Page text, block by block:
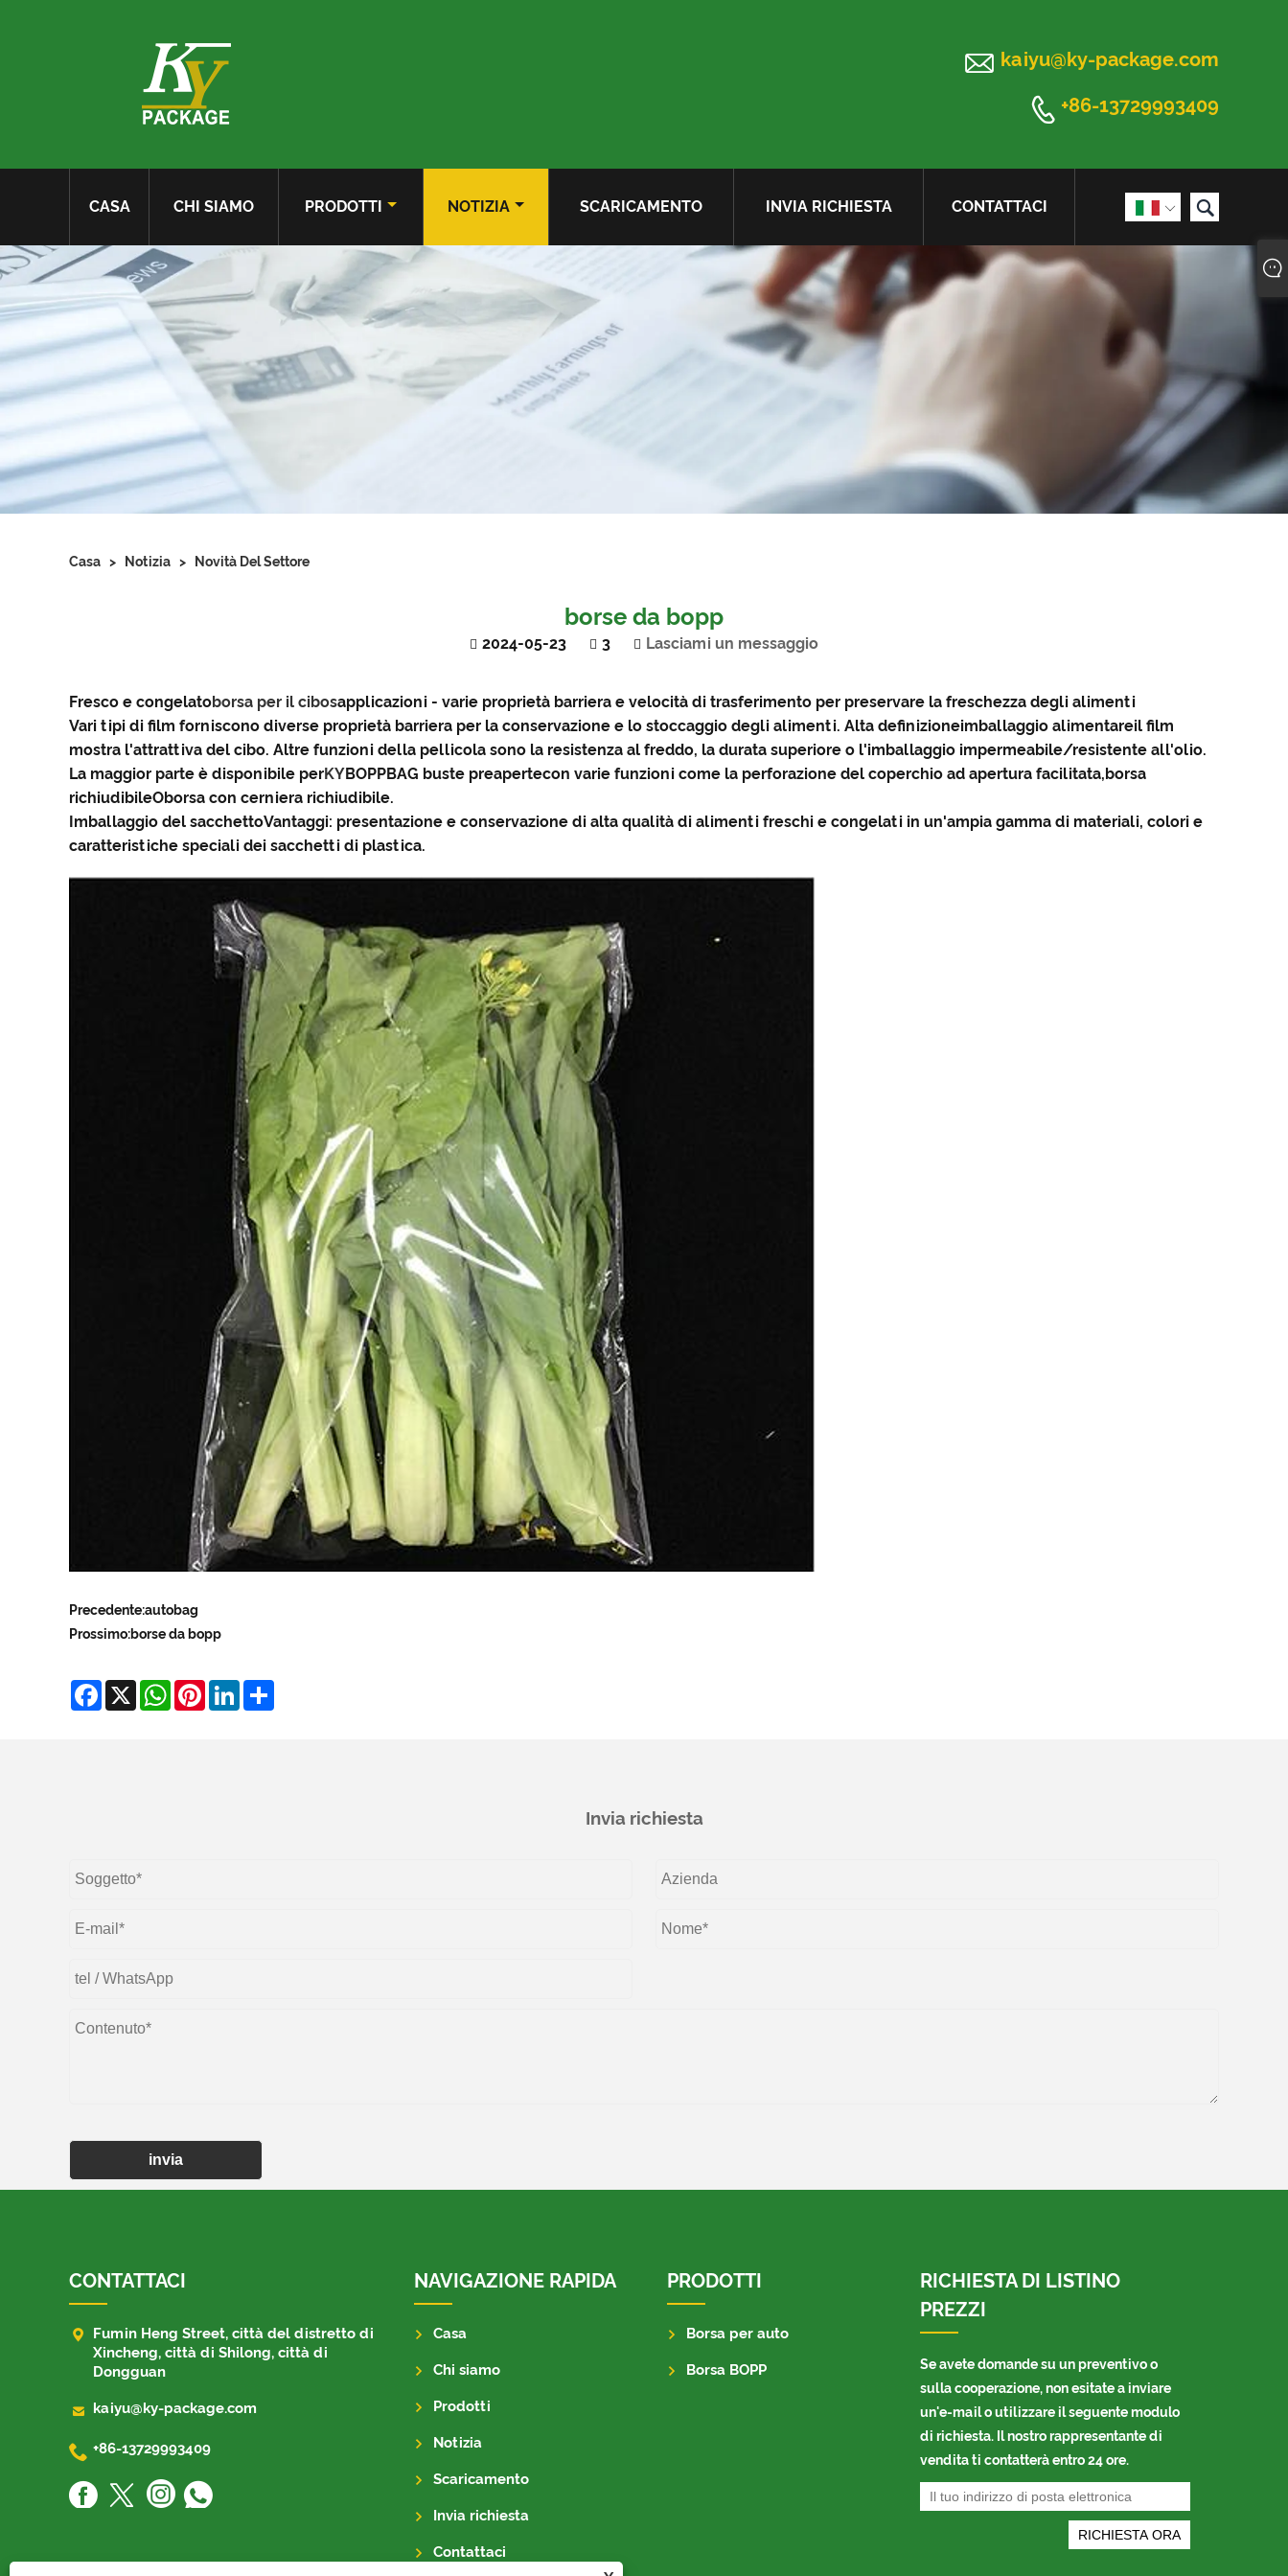
 kaiyu@ky-package.com
 +86-13729993409
 
CASA CHI SIAMO PRODOTTI NOTIZIA SCARICAMENTO INVIA RICHIESTA CONTATTACI
Casa > Notizia > Novità Del Settore
borse da bopp
2024-05-23 3 Lasciami un messaggio
Fresco e congelatoborsa per il cibosapplicazioni - varie proprietà barriera e velocità di trasferimento per preservare la freschezza degli alimenti
Vari tipi di film forniscono diverse proprietà barriera per la conservazione e lo stoccaggio degli alimenti. Alta definizioneimballaggio alimentareil film
mostra l'attrattiva del cibo. Altre funzioni della pellicola sono la resistenza al freddo, la durata superiore o l'imballaggio impermeabile/resistente all'olio.
La maggior parte è disponibile perKYBOPPBAG buste preapertecon varie funzioni come la perforazione del coperchio ad apertura facilitata,borsa
richiudibileOborsa con cerniera richiudibile.
Imballaggio del sacchettoVantaggi: presentazione e conservazione di alta qualità di alimenti freschi e congelati in un'ampia gamma di materiali, colori e
caratteristiche speciali dei sacchetti di plastica.
Precedente:autobag
Prossimo:borse da bopp
Facebook
X WhatsApp
Pinterest
LinkedIn
Invia richiesta
invia
CONTATTACI

Fumin Heng Street, città del distretto di
Xincheng, città di Shilong, città di
Dongguan
 kaiyu@ky-package.com
 +86-13729993409
NAVIGAZIONE RAPIDA
Casa
Chi siamo
Prodotti
Notizia
Scaricamento
Invia richiesta
Contattaci
PRODOTTI
Borsa per auto
Borsa BOPP
RICHIESTA DI LISTINO
PREZZI
Se avete domande su un preventivo o
sulla cooperazione, non esitate a inviare
un'e-mail o utilizzare il seguente modulo
di richiesta. Il nostro rappresentante di
vendita ti contatterà entro 24 ore.